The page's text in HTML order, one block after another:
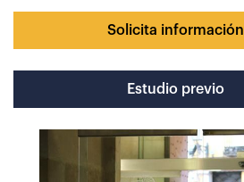
Solicita información
Estudio previo